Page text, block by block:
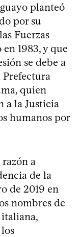
planteó
por su
Fuerzas
1983, y que
se debe a
quien
a la Justicia
humanos por
a
de la
de 2019 en
nombres de